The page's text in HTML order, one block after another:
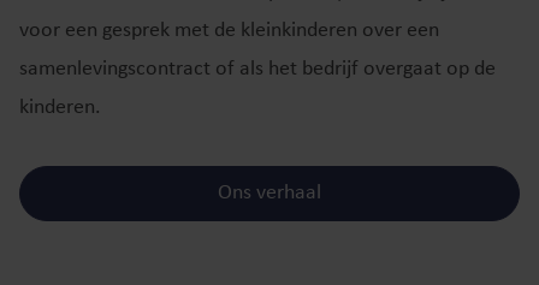
voor een gesprek met de kleinkinderen over een
samenlevingscontract of als het bedrijf overgaat op de
kinderen.
Ons verhaal